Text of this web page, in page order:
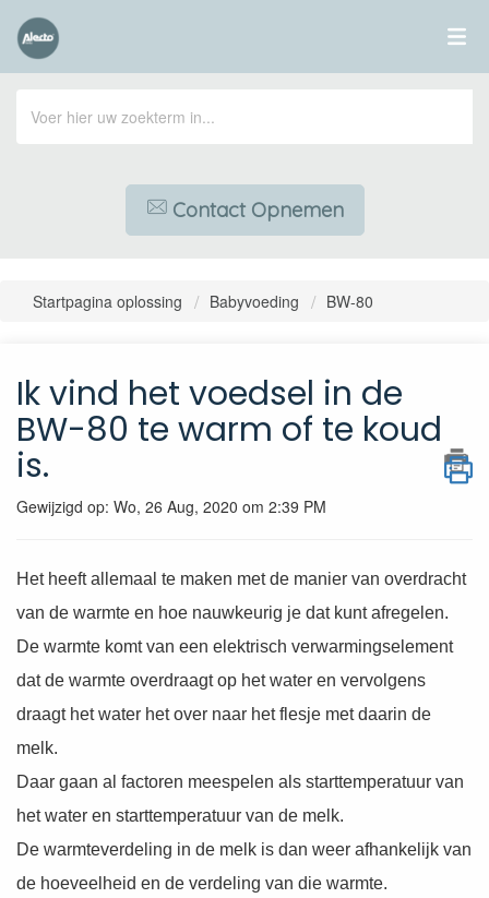
Contact Opnemen
Startpagina oplossing Babyvoeding BW-80
Ik vind het voedsel in de
BW-80 te warm of te koud
is.
Gewijzigd op: Wo, 26 Aug, 2020 om 2:39 PM
Het heeft allemaal te maken met de manier van overdracht
van de warmte en hoe nauwkeurig je dat kunt afregelen.
De warmte komt van een elektrisch verwarmingselement
dat de warmte overdraagt op het water en vervolgens
draagt het water het over naar het flesje met daarin de
melk.
Daar gaan al factoren meespelen als starttemperatuur van
het water en starttemperatuur van de melk.
De warmteverdeling in de melk is dan weer afhankelijk van
de hoeveelheid en de verdeling van die warmte.